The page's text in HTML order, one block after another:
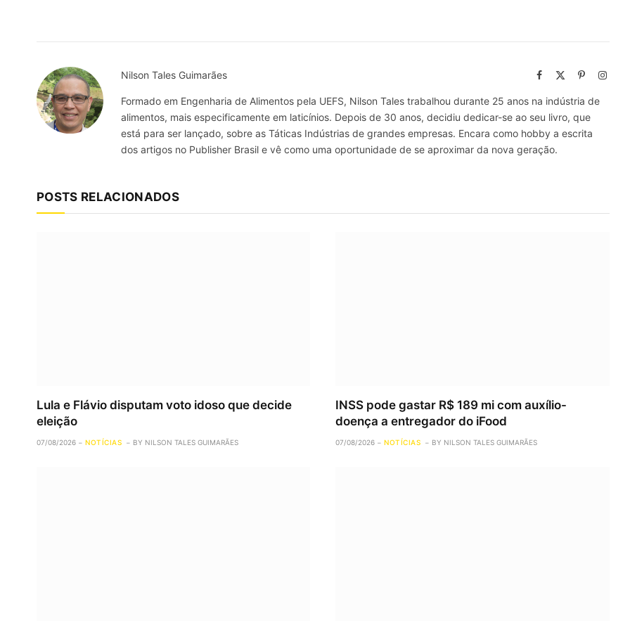
Nilson Tales Guimarães Facebook
X
Pinterest
Formado em Engenharia de Alimentos pela UEFS, Nilson Tales trabalhou durante 25 anos na indústria de
alimentos, mais especificamente em laticínios. Depois de 30 anos, decidiu dedicar-se ao seu livro, que
está para ser lançado, sobre as Táticas Indústrias de grandes empresas. Encara como hobby a escrita
dos artigos no Publisher Brasil e vê como uma oportunidade de se aproximar da nova geração.
POSTS RELACIONADOS
Lula e Flávio disputam voto idoso que decide
eleição
07/08/2026 NOTÍCIAS BY NILSON TALES GUIMARÃES
INSS pode gastar R$ 189 mi com auxílio-
doença a entregador do iFood
07/08/2026 NOTÍCIAS BY NILSON TALES GUIMARÃES